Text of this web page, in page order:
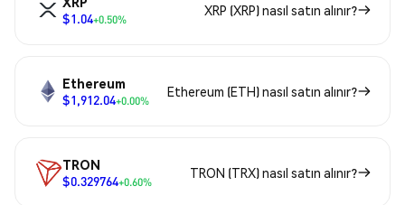
$1.04+0.50%
XRP (XRP) nasıl satın alınır?
Ethereum
$1,912.04+0.00%
Ethereum (ETH) nasıl satın alınır?
TRON
$0.329764+0.60%
TRON (TRX) nasıl satın alınır?